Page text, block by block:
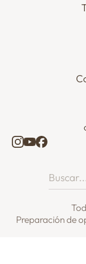
Preparación de